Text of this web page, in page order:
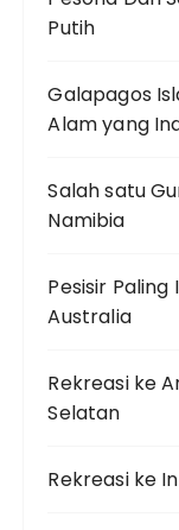
Putih
Galapagos
Alam yang
Salah satu
Namibia
Pesisir
Australia
Rekreasi ke
Selatan
Rekreasi ke